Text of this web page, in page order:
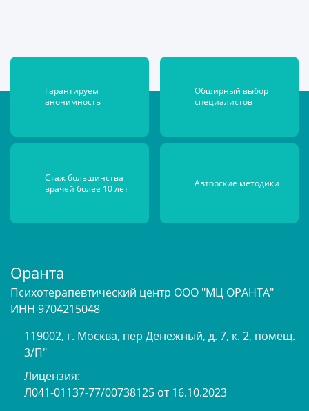
Гарантируем
анонимность
Обширный выбор
специалистов
Стаж большинства
врачей более 10 лет
Авторские методики
Оранта
Психотерапевтический центр ООО "МЦ ОРАНТА"
ИНН 9704215048
119002, г. Москва, пер Денежный, д. 7, к. 2, помещ.
3/П"
Лицензия:
Л041-01137-77/00738125 от 16.10.2023